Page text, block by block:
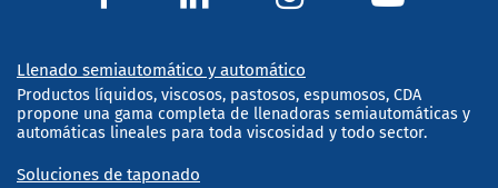
Llenado semiautomático y automático
Productos líquidos, viscosos, pastosos, espumosos, CDA
propone una gama completa de llenadoras semiautomáticas y
automáticas lineales para toda viscosidad y todo sector.
Soluciones de taponado